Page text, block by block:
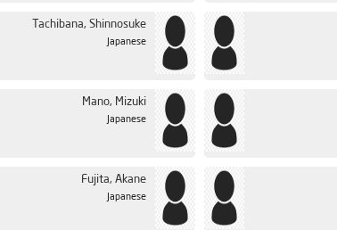
Tachibana, Shinnosuke
Japanese
Mano, Mizuki
Japanese
Fujita, Akane
Japanese